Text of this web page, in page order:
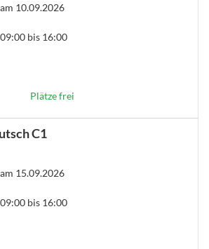
am 10.09.2026
09:00 bis 16:00
Plätze frei
C1
am 15.09.2026
09:00 bis 16:00